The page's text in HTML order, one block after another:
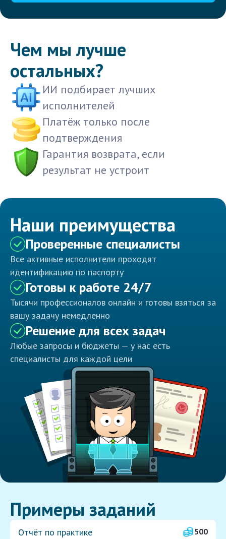
Чем мы лучше
остальных?
ИИ подбирает лучших
исполнителей
Платёж только после
подтверждения
Гарантия возврата, если
результат не устроит
Наши преимущества
Проверенные специалисты
Все активные исполнители проходят
идентификацию по паспорту
Готовы к работе 24/7
Тысячи профессионалов онлайн и готовы взяться за
вашу задачу немедленно
Решение для всех задач
Любые запросы и бюджеты — у нас есть
специалисты для каждой цели
Примеры заданий
Отчёт по практике
500